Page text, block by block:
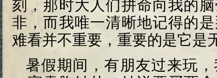
刻，那时大人们拼命向我的
非，而我唯一清晰地记得的
难看并不重要，重要的是它是
暑假期间，有朋友过来玩